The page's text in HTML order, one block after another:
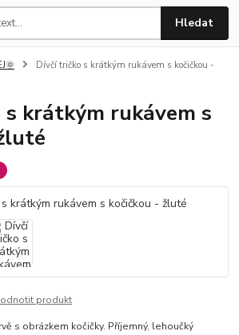
Hledat
Dívčí tričko s krátkým rukávem s kočičkou -
krátkým rukávem s
produkt
s obrázkem kočičky. Příjemný, lehoučký